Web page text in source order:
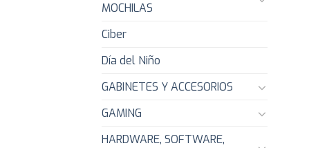
MOCHILAS
Ciber
Día del Niño
GABINETES Y ACCESORIOS
GAMING
HARDWARE, SOFTWARE,